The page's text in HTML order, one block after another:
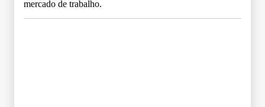
mercado de trabalho.